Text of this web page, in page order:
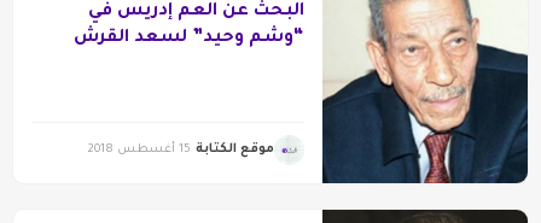
البحث عن العم إدريس في
“وشم وحيد” لسعد القرش
موقع الكتابة 15 أغسطس 2018